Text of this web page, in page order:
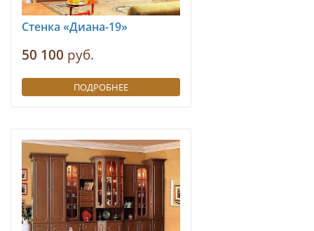
Стенка «Диана-19»
50 100 руб.
ПОДРОБНЕЕ